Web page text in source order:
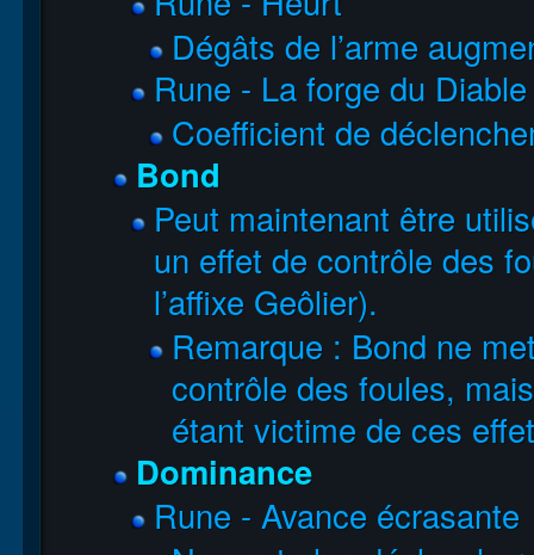
Dégâts de l’arme
Rune - La forge du Diable
Coefficient de
Bond
Peut maintenant être
un effet de contrôle des
l’affixe Geôlier).
Remarque : Bond ne
contrôle des foules,
étant victime de ces
Dominance
Rune - Avance écrasante